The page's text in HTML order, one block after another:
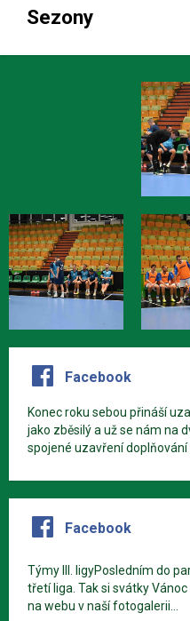
Sezony
Facebook
Konec roku sebou přináší
jako zběsilý a už se nám na
spojené uzavření doplňování
Facebook
Týmy III. ligyPosledním do
třetí liga. Tak si svátky
na webu v naší fotogalerii...